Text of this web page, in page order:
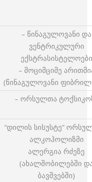
– წინაგულოვანი და
ვენტრიკულური
ექსტრასისტელოები
– მოციმციმე
(წინაგულოვანი
– ორსულთა
“დილის სისუსტე”
ალკოჰოლიზმი
ალერგია რძეზე
(ახალშობილებში
ბავშვებში)